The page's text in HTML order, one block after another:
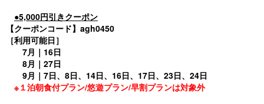
●5,000円引きクーポン
【クーポンコード】agh0450
［利用可能日］
7月｜16日
8月｜27日
9月｜7日、8日、14日、16日、17日、23日、24日
※１泊朝食付プラン/悠遊プラン/早割プランは対象外